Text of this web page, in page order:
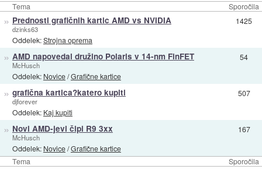
Tema Sporočila
Tema Sporočila
» Prednosti grafičnih kartic AMD vs NVIDIA
dzinks63
Oddelek:Strojna oprema
1425
» AMD napovedal družino Polaris v 14-nm FinFET
McHusch
Oddelek: Novice/Grafične kartice
54
» grafična kartica?katero kupiti
djforever
Oddelek: Kaj kupiti
507
» Novi AMD-jevi čipi R9 3xx
McHusch
Oddelek: Novice/Grafične kartice
167